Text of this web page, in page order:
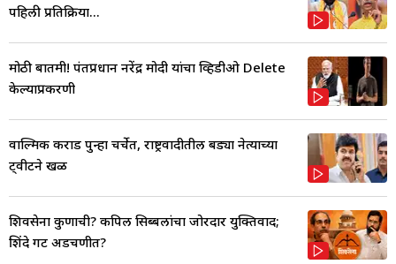
पहिली प्रतिक्रिया...
मोठी बातमी! पंतप्रधान नरेंद्र मोदी यांचा व्हिडीओ Delete
केल्याप्रकरणी
वाल्मिक कराड पुन्हा चर्चेत, राष्ट्रवादीतील बड्या नेत्याच्या
ट्वीटने खळ
शिवसेना कुणाची? कपिल सिब्बलांचा जोरदार युक्तिवाद;
शिंदे गट अडचणीत?